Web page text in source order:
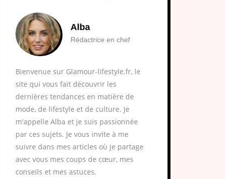
Alba
Rédactrice en chef
Bienvenue sur Glamour-lifestyle.fr, le
site qui vous fait découvrir les
dernières tendances en matière de
mode, de lifestyle et de culture. Je
m'appelle Alba et je suis passionnée
par ces sujets. Je vous invite à me
suivre dans mes articles où je partage
avec vous mes coups de cœur, mes
conseils et mes astuces.